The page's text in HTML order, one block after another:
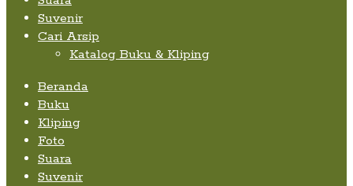
Suvenir
Cari Arsip
Katalog Buku & Kliping
Beranda
Buku
Kliping
Foto
Suara
Suvenir